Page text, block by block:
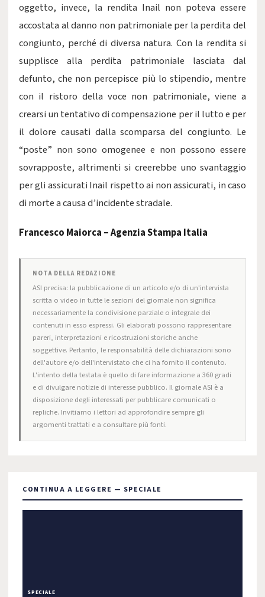
oggetto, invece, la rendita Inail non poteva essere
accostata al danno non patrimoniale per la perdita del
congiunto, perché di diversa natura. Con la rendita si
supplisce alla perdita patrimoniale lasciata dal
defunto, che non percepisce più lo stipendio, mentre
con il ristoro della voce non patrimoniale, viene a
crearsi un tentativo di compensazione per il lutto e per
il dolore causati dalla scomparsa del congiunto. Le
“poste” non sono omogenee e non possono essere
sovrapposte, altrimenti si creerebbe uno svantaggio
per gli assicurati Inail rispetto ai non assicurati, in caso
di morte a causa d’incidente stradale.
Francesco Maiorca – Agenzia Stampa Italia
NOTA DELLA REDAZIONE
ASI precisa: la pubblicazione di un articolo e/o di un'intervista
scritta o video in tutte le sezioni del giornale non significa
necessariamente la condivisione parziale o integrale dei
contenuti in esso espressi. Gli elaborati possono rappresentare
pareri, interpretazioni e ricostruzioni storiche anche
soggettive. Pertanto, le responsabilità delle dichiarazioni sono
dell'autore e/o dell'intervistato che ci ha fornito il contenuto.
L'intento della testata è quello di fare informazione a 360 gradi
e di divulgare notizie di interesse pubblico. Il giornale ASI è a
disposizione degli interessati per pubblicare comunicati o
repliche. Invitiamo i lettori ad approfondire sempre gli
argomenti trattati e a consultare più fonti.
CONTINUA A LEGGERE — SPECIALE
SPECIALE